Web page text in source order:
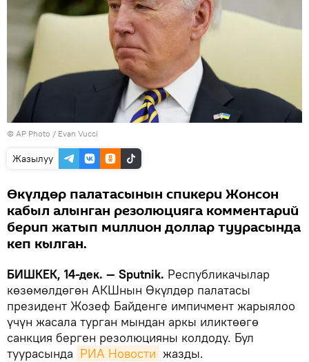
© AP Photo / Evan Vucci
Жазылуу
Өкүлдөр палатасынын спикери Жонсон
кабыл алынган резолюцияга комментарий
берип жатып миллион доллар туурасында
кеп кылган.
БИШКЕК, 14-дек. — Sputnik. Республикачылар
көзөмөлдөгөн АКШнын Өкүлдөр палатасы
президент Жозеф Байденге импичмент жарыялоо
үчүн жасала турган мындан аркы иликтөөгө
санкция берген резолюцияны колдоду. Бул
туурасында РИА Новости жазды.